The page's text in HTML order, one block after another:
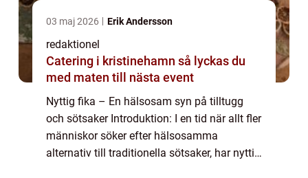
03 maj 2026 Erik Andersson
redaktionel
Catering i kristinehamn så lyckas du
med maten till nästa event
Nyttig fika – En hälsosam syn på tilltugg
och sötsaker Introduktion: I en tid när allt fler
människor söker efter hälsosamma
alternativ till traditionella sötsaker, har nyttig